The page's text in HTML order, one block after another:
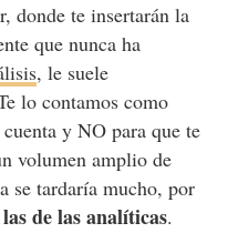
donde te insertarán la
que nunca ha
, le suele
lo contamos como
y NO para que te
volumen amplio de
se tardaría mucho, por
de las analíticas.